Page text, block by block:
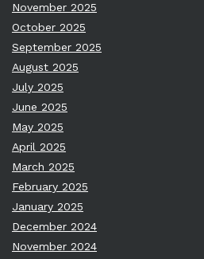
November 2025
October 2025
September 2025
August 2025
July 2025
June 2025
May 2025
April 2025
March 2025
February 2025
January 2025
December 2024
November 2024